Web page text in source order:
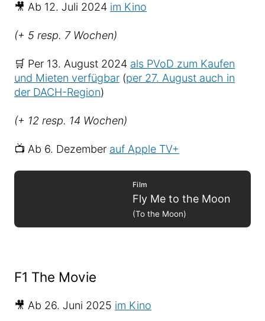
🎥 Ab 12. Juli 2024 im Kino
(+ 5 resp. 7 Wochen)
🛒 Per 13. August 2024 als PVoD zum Kaufen
und Mieten verfügbar (per 27. August auch in
der DACH-Region)
(+ 12 resp. 14 Wochen)
📺 Ab 6. Dezember auf Apple TV+
Film
Fly Me to the Moon
(To the Moon)
F1 The Movie
🎥 Ab 26. Juni 2025 im Kino